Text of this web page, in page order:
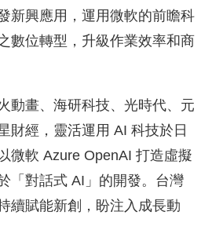
新興應用，運用微軟的前瞻科
數位轉型，升級作業效率和商
動畫、海研科技、光時代、元
財經，靈活運用 AI 科技於日
微軟 Azure OpenAI 打造虛擬
「對話式 AI」的開發。台灣
續賦能新創，盼注入成長動